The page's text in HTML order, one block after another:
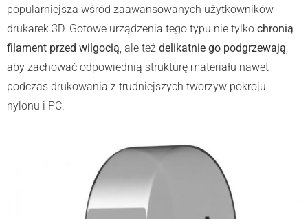
popularniejsza wśród zaawansowanych użytkowników
drukarek 3D. Gotowe urządzenia tego typu nie tylko chronią
filament przed wilgocią, ale też delikatnie go podgrzewają,
aby zachować odpowiednią strukturę materiału nawet
podczas drukowania z trudniejszych tworzyw pokroju
nylonu i PC.